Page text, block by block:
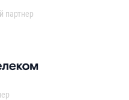
партнер